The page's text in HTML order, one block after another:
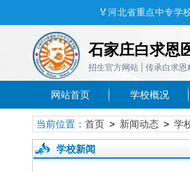
🏅 河北省重点中专学
石家庄白求恩
招生官方网站 | 传承白求
网站首页 学校概况
当前位置： 首页> 新闻动态> 学
学校新闻